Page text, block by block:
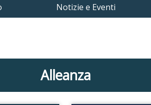
Notizie e Eventi
Alleanza